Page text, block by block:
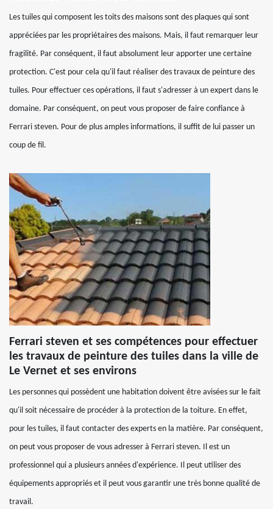
Les tuiles qui composent les toits des maisons sont des plaques qui sont
appréciées par les propriétaires des maisons. Mais, il faut remarquer leur
fragilité. Par conséquent, il faut absolument leur apporter une certaine
protection. C'est pour cela qu'il faut réaliser des travaux de peinture des
tuiles. Pour effectuer ces opérations, il faut s'adresser à un expert dans le
domaine. Par conséquent, on peut vous proposer de faire confiance à
Ferrari steven. Pour de plus amples informations, il suffit de lui passer un
coup de fil.
Ferrari steven et ses compétences pour effectuer
les travaux de peinture des tuiles dans la ville de
Le Vernet et ses environs
Les personnes qui possèdent une habitation doivent être avisées sur le fait
qu'il soit nécessaire de procéder à la protection de la toiture. En effet,
pour les tuiles, il faut contacter des experts en la matière. Par conséquent,
on peut vous proposer de vous adresser à Ferrari steven. Il est un
professionnel qui a plusieurs années d'expérience. Il peut utiliser des
équipements appropriés et il peut vous garantir une très bonne qualité de
travail.